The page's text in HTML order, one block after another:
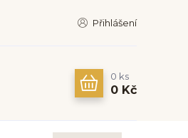
Přihlášení
0 ks
0 Kč